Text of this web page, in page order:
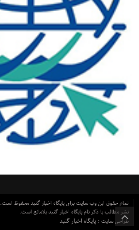
تمام حقوق این وب سایت برای پایگاه اخبار گنبد محفوظ است.
نشر مطالب با ذکر نام پایگاه اخبار گنبد بلامانع است.
طراحی سایت : پایگاه اخبار گنبد